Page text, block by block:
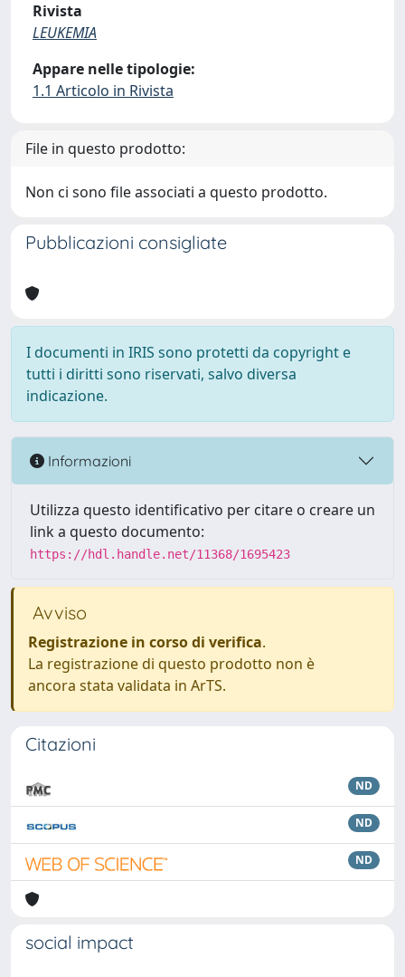
Rivista
LEUKEMIA
Appare nelle tipologie:
1.1 Articolo in Rivista
File in questo prodotto:
Non ci sono file associati a questo prodotto.
Pubblicazioni consigliate
I documenti in IRIS sono protetti da copyright e
tutti i diritti sono riservati, salvo diversa
indicazione.
Informazioni
Utilizza questo identificativo per citare o creare un
link a questo documento:
https://hdl.handle.net/11368/1695423
Avviso
Registrazione in corso di verifica.
La registrazione di questo prodotto non è
ancora stata validata in ArTS.
Citazioni
ND
ND
ND
social impact